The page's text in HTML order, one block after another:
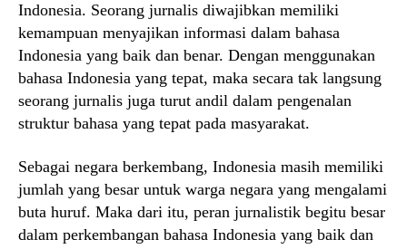
Indonesia. Seorang jurnalis diwajibkan memiliki
kemampuan menyajikan informasi dalam bahasa
Indonesia yang baik dan benar. Dengan menggunakan
bahasa Indonesia yang tepat, maka secara tak langsung
seorang jurnalis juga turut andil dalam pengenalan
struktur bahasa yang tepat pada masyarakat.
Sebagai negara berkembang, Indonesia masih memiliki
jumlah yang besar untuk warga negara yang mengalami
buta huruf. Maka dari itu, peran jurnalistik begitu besar
dalam perkembangan bahasa Indonesia yang baik dan